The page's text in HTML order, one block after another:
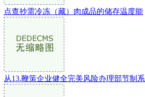
点查抄需冷冻（藏）肉成品的储存温度能
从13.鞭策企业健全完美风险办理部节制系